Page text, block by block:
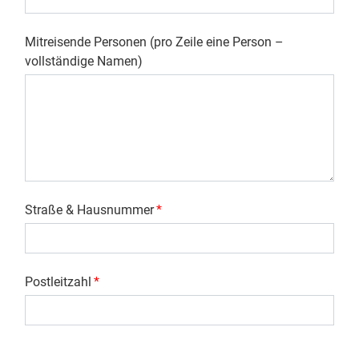
Mitreisende Personen (pro Zeile eine Person –
vollständige Namen)
Straße & Hausnummer*
Postleitzahl *